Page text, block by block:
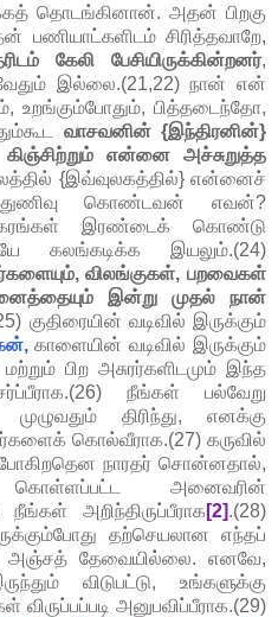
தொடங்கினான். அதன் பிறகு
பணியாட்களிடம் சிரித்தவாறே,
கேலி பேசியிருக்கின்றனர்,
இல்லை.(21,22) நான் என்
உறங்கும்போதும், பித்தடைந்தோ,
வாசவனின் {இந்திரனின்}
என்னை அச்சுறுத்த
{இவ்வுலகத்தில்} என்னைச்
கொண்டவன் எவன்?
இரண்டைக் கொண்டு
கலங்கடிக்க இயலும்.(24)
விலங்குகள், பறவைகள்
இன்று முதல் நான்
குதிரையின் வடிவில் இருக்கும்
காளையின் வடிவில் இருக்கும்
மற்றும் பிற அசுரர்களிடமும் இந்த
நீங்கள் பல்வேறு
திரிந்து, எனக்கு
கொல்வீராக.(27) கருவில்
போகிறதென நாரதர் சொன்னதால்,
அனைவரின்
அறிந்திருப்பீராக[2].(28)
தற்செயலான எந்தப்
அஞ்சத் தேவையில்லை. எனவே,
விடுபட்டு, உங்களுக்கு
அனுபவிப்பீராக.(29)